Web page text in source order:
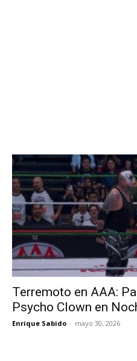
Terremoto en AAA:
Psycho Clown en
Enrique Sabido - mayo 30, 2026